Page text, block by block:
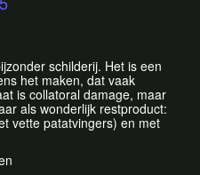
schilderij. Het is een
het maken, dat vaak
is collatoral damage, maar
als wonderlijk restproduct:
vette patatvingers) en met